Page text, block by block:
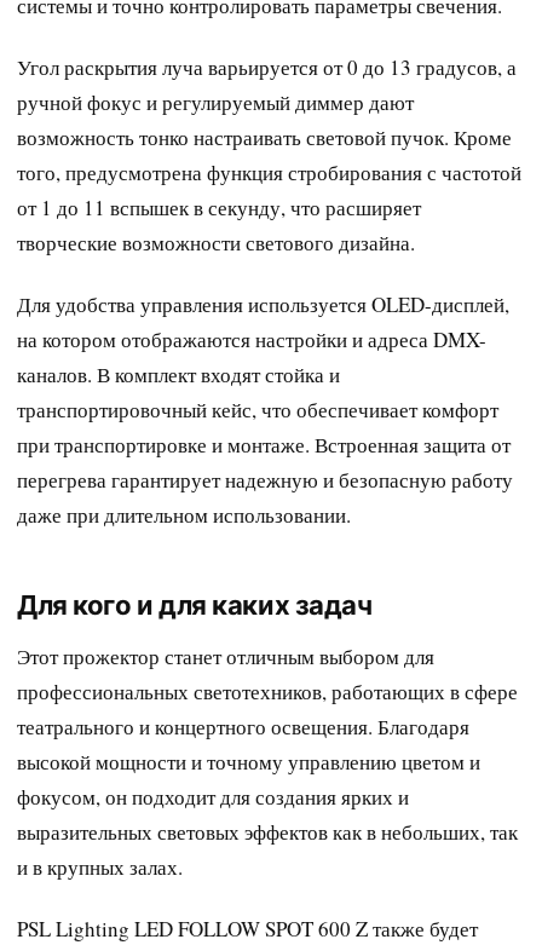
Угол раскрытия луча варьируется от 0 до 13 градусов, а
ручной фокус и регулируемый диммер дают
возможность тонко настраивать световой пучок. Кроме
того, предусмотрена функция стробирования с частотой
от 1 до 11 вспышек в секунду, что расширяет
творческие возможности светового дизайна.
Для удобства управления используется OLED-дисплей,
на котором отображаются настройки и адреса DMX-
каналов. В комплект входят стойка и
транспортировочный кейс, что обеспечивает комфорт
при транспортировке и монтаже. Встроенная защита от
перегрева гарантирует надежную и безопасную работу
даже при длительном использовании.
Для кого и для каких задач
Этот прожектор станет отличным выбором для
профессиональных светотехников, работающих в сфере
театрального и концертного освещения. Благодаря
высокой мощности и точному управлению цветом и
фокусом, он подходит для создания ярких и
выразительных световых эффектов как в небольших, так
и в крупных залах.
PSL Lighting LED FOLLOW SPOT 600 Z также будет